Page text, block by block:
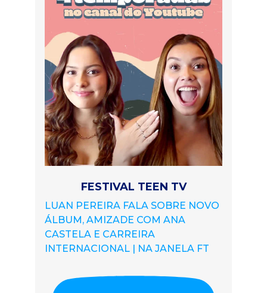
FESTIVAL TEEN TV
LUAN PEREIRA FALA SOBRE NOVO
ÁLBUM, AMIZADE COM ANA
CASTELA E CARREIRA
INTERNACIONAL | NA JANELA FT